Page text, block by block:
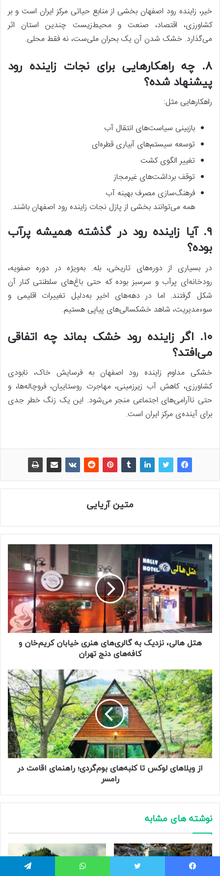
خیر، زاینده رود اصفهان بخشی از منابع حیاتی مرکز ایران است و بر
کشاورزی، اقتصاد، صنعت و محیط‌زیست چندین استان اثر
می‌گذارد. خشک شدن آن یک بحران ملی‌ست، نه فقط محلی.
۸. چه راهکارهایی برای نجات زاینده رود
پیشنهاد شده؟
راهکارهایی مثل:
بازبینی سیاست‌های انتقال آب
توسعه سیستم‌های آبیاری قطره‌ای
تغییر الگوی کشت
توقف برداشت‌های غیرمجاز
فرهنگ‌سازی مصرف بهینه آب
همه می‌توانند بخشی از پازل نجات زاینده رود اصفهان باشند.
۹. آیا زاینده رود در گذشته همیشه پرآب
بوده؟
در بسیاری از دوره‌های تاریخی، بله. به‌ویژه در دوره صفویه،
رودخانه‌ای پرآب و سرسبز بوده که حتی باغ‌های سلطنتی کنار آن
شکل گرفتند. اما در دهه‌های اخیر به‌دلیل تغییرات اقلیمی و
سوءمدیریت، شاهد خشکسالی‌های پیاپی هستیم.
۱۰. اگر زاینده رود خشک بماند چه اتفاقی
می‌افتد؟
خشکی مداوم زاینده رود اصفهان به فرسایش خاک، نابودی
کشاورزی، کاهش آب زیرزمینی، مهاجرت روستاییان، فروچاله‌ها، و
حتی ناآرامی‌های اجتماعی منجر می‌شود. این یک زنگ خطر جدی
برای آینده‌ی مرکز ایران است.
متین آریایی
هتل هالی، نزدیک به گالری‌های هنری خیابان کریم‌خان و
کافه‌های دنج تهران
از ویلاهای لوکس تا کلبه‌های بوم‌گردی؛ راهنمای اقامت در
رامسر
نوشته های مشابه